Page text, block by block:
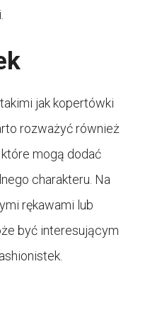
jak kopertówki
rozważyć również
mogą dodać
charakteru. Na
rękawami lub
być interesującym